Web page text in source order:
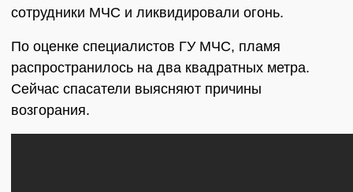
сотрудники МЧС и ликвидировали огонь.
По оценке специалистов ГУ МЧС, пламя
распространилось на два квадратных метра.
Сейчас спасатели выясняют причины
возгорания.